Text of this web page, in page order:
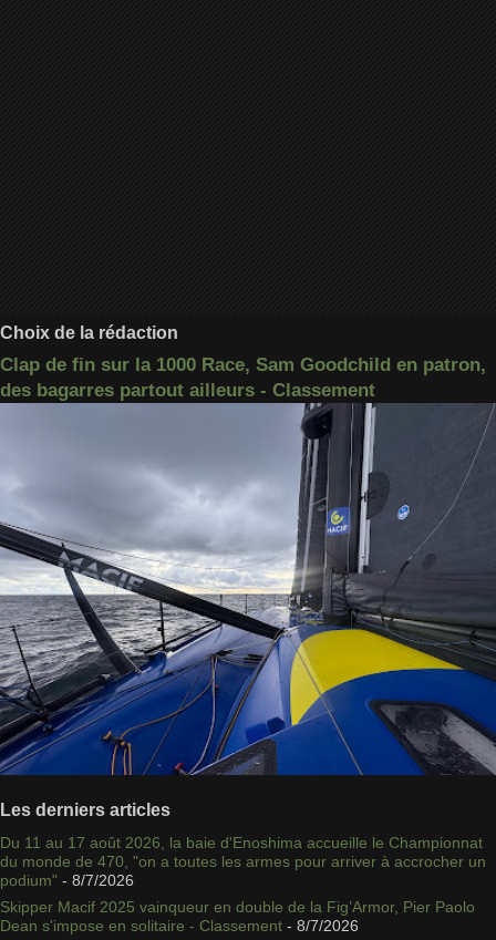
Choix de la rédaction
Clap de fin sur la 1000 Race, Sam Goodchild en patron,
des bagarres partout ailleurs - Classement
Les derniers articles
Du 11 au 17 août 2026, la baie d'Enoshima accueille le Championnat
du monde de 470, "on a toutes les armes pour arriver à accrocher un
podium" - 8/7/2026
Skipper Macif 2025 vainqueur en double de la Fig’Armor, Pier Paolo
Dean s'impose en solitaire - Classement - 8/7/2026